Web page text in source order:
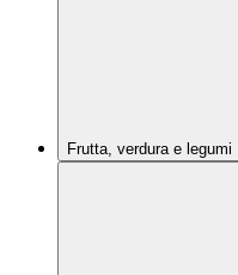
Frutta, verdura e legumi